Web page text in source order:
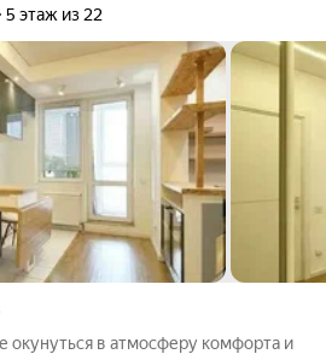
5 этаж из 22
окунуться в атмосферу комфорта и